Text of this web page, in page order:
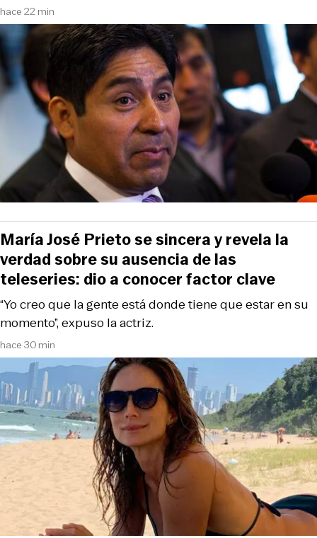
hace 22 min
hace 30 min
“Yo creo que la gente está donde tiene que estar en su
momento”, expuso la actriz.
María José Prieto se sincera y revela la
verdad sobre su ausencia de las
teleseries: dio a conocer factor clave